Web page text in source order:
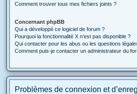
Comment trouver tous mes fichiers joints ?
Concernant phpBB
Qui a développé ce logiciel de forum ?
Pourquoi la fonctionnalité X n’est pas disponible ?
Qui contacter pour les abus ou les questions
Comment puis-je contacter un administrateur du
Problèmes de connexion et